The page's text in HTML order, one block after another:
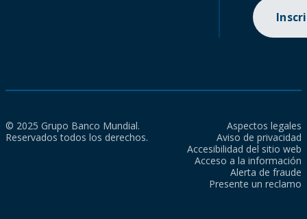
© 2025 Grupo Banco Mundial.
Reservados todos los derechos.
Aspectos legales
Aviso de privacidad
Accesibilidad del sitio web
Acceso a la información
Alerta de fraude
Presente un reclamo